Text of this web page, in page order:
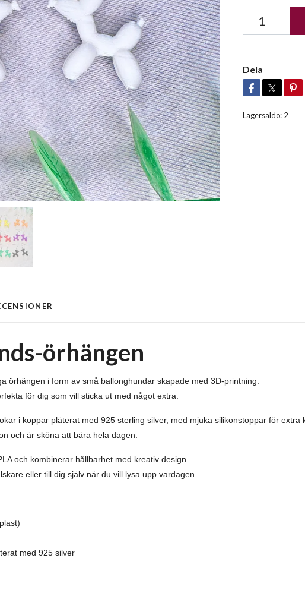
Dela
Lagersaldo: 2
örhängen
örhängen i form av små ballonghundar skapade med 3D-printning.
för dig som vill sticka ut med något extra.
i koppar pläterat med 925 sterling silver, med mjuka silikonstoppar för extra
och är sköna att bära hela dagen.
och kombinerar hållbarhet med kreativ design.
eller till dig själv när du vill lysa upp vardagen.
med 925 silver